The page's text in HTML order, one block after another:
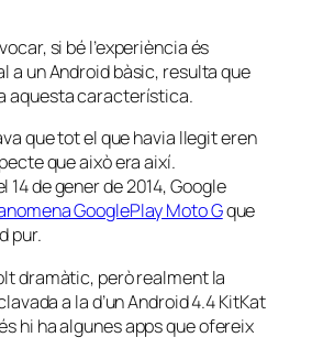
si bé l’experiència és
a un Android bàsic, resulta que
aquesta característica.
que tot el que havia llegit eren
que això era així.
de gener de 2014, Google
GooglePlay Moto Gque
pur.
dramàtic, però realment la
a la d’un Android 4.4 KitKat
hi ha algunes apps que ofereix